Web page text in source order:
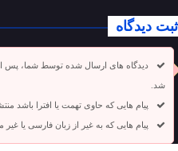
ثبت دیدگاه
دیدگاه های ارسال شده توسط شما، پس
شد.
پیام هایی که حاوی تهمت یا افترا باشد
پیام هایی که به غیر از زبان فارسی یا